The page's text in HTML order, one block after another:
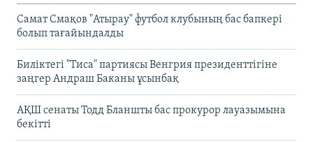
Самат Смақов "Атырау" футбол клубының бас бапкері
болып тағайындалды
Биліктегі "Тиса" партиясы Венгрия президенттігіне
заңгер Андраш Баканы ұсынбақ
АҚШ сенаты Тодд Бланшты бас прокурор лауазымына
бекітті